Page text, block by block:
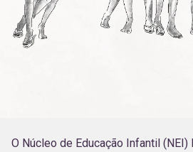
O Núcleo de Educação Infantil